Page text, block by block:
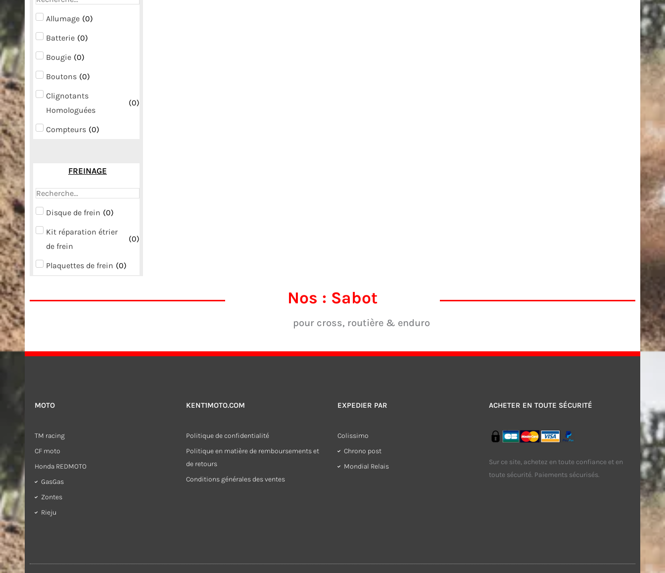
Allumage (0)
Batterie (0)
Bougie (0)
Boutons (0)
Clignotants
Homologuées
(0)
Compteurs (0)
FREINAGE
Disque de frein (0)
Kit réparation étrier
de frein
(0)
Plaquettes de frein (0)
Nos : Sabot
pour cross, routière & enduro
MOTO
TM racing
CF moto
Honda REDMOTO
GasGas
Zontes
Rieju
KENT1MOTO.COM
Politique de confidentialité
Politique en matière de remboursements et
de retours
Conditions générales des ventes
EXPEDIER PAR
Colissimo
Chrono post
Mondial Relais
ACHETER EN TOUTE SÉCURITÉ
Sur ce site, achetez en toute confiance et en
toute sécurité. Paiements sécurisés.